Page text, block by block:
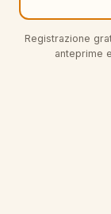
Registrazione
anteprime